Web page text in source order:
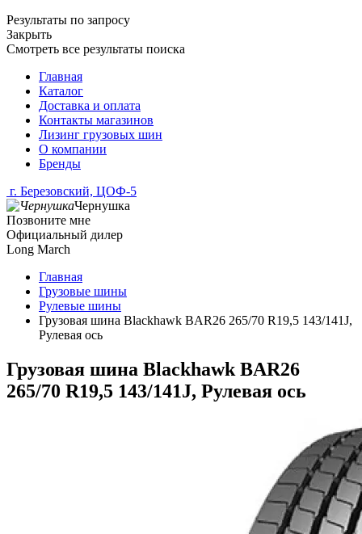
Результаты по запросу
Закрыть
Смотреть все результаты поиска
Главная
Каталог
Доставка и оплата
Контакты магазинов
Лизинг грузовых шин
О компании
Бренды
г. Березовский, ЦОФ-5
Чернушка
Позвоните мне
Официальный дилер
Long March
Главная
Грузовые шины
Рулевые шины
Грузовая шина Blackhawk BAR26 265/70 R19,5 143/141J,
Рулевая ось
Грузовая шина Blackhawk BAR26
265/70 R19,5 143/141J, Рулевая ось